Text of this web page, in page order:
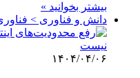
بیشتر بخوانید »
دانش و فناوری >
۱۴۰۴/۰۴/۰۶